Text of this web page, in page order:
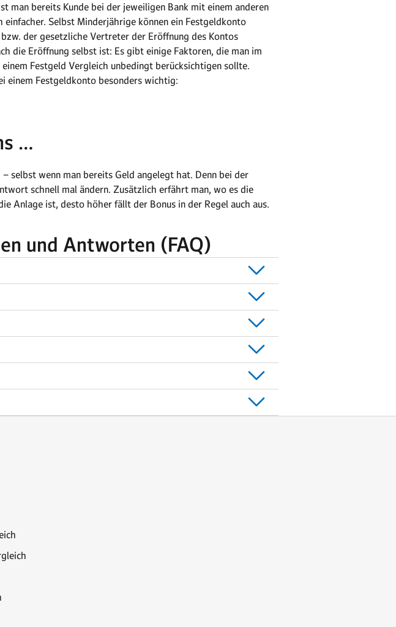
man bereits Kunde bei der jeweiligen Bank mit einem anderen
einfacher. Selbst Minderjährige können ein Festgeldkonto
der gesetzliche Vertreter der Eröffnung des Kontos
die Eröffnung selbst ist: Es gibt einige Faktoren, die man im
Festgeld Vergleich unbedingt berücksichtigen sollte.
einem Festgeldkonto besonders wichtig:
…
selbst wenn man bereits Geld angelegt hat. Denn bei der
schnell mal ändern. Zusätzlich erfährt man, wo es die
Anlage ist, desto höher fällt der Bonus in der Regel auch aus.
und Antworten (FAQ)